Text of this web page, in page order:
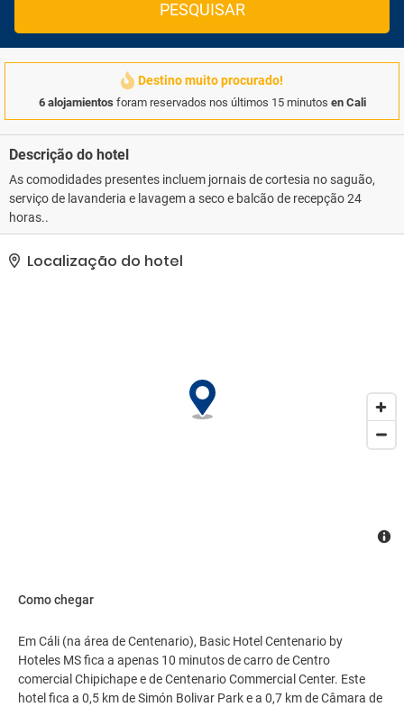
PESQUISAR
Destino muito procurado!
6 alojamientos foram reservados nos últimos 15 minutos en Cali
Descrição do hotel
As comodidades presentes incluem jornais de cortesia no saguão,
serviço de lavanderia e lavagem a seco e balcão de recepção 24
horas..
Localização do hotel
Como chegar
Em Cáli (na área de Centenario), Basic Hotel Centenario by
Hoteles MS fica a apenas 10 minutos de carro de Centro
comercial Chipichape e de Centenario Commercial Center. Este
hotel fica a 0,5 km de Simón Bolivar Park e a 0,7 km de Câmara de